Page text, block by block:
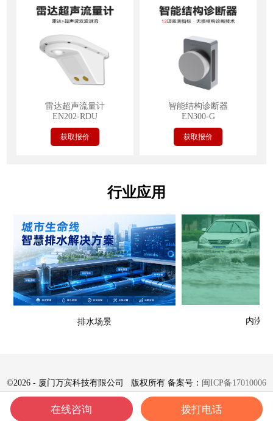
雷达超声流量计
EN202-RDU
获取报价
智能结构诊断器
EN300-G
获取报价
行业应用
排水场景 内涝场
©2026 - 厦门万宾科技有限公司 版权所有 备案号： 闽ICP备17010006
号-8
在线咨询 拨打电话